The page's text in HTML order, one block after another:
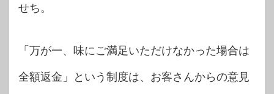
せち。
「万が一、味にご満足いただけなかった場合は
全額返金」という制度は、お客さんからの意見